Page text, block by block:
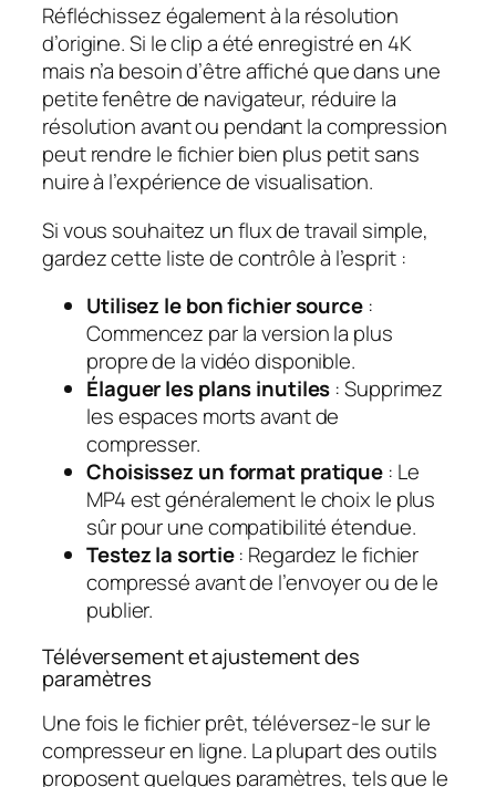
Réfléchissez également à la résolution
d’origine. Si le clip a été enregistré en 4K
mais n’a besoin d’être affiché que dans une
petite fenêtre de navigateur, réduire la
résolution avant ou pendant la compression
peut rendre le fichier bien plus petit sans
nuire à l’expérience de visualisation.
Si vous souhaitez un flux de travail simple,
gardez cette liste de contrôle à l’esprit :
Utilisez le bon fichier source :
Commencez par la version la plus
propre de la vidéo disponible.
Élaguer les plans inutiles : Supprimez
les espaces morts avant de
compresser.
Choisissez un format pratique : Le
MP4 est généralement le choix le plus
sûr pour une compatibilité étendue.
Testez la sortie: Regardez le fichier
compressé avant de l’envoyer ou de le
publier.
Téléversement et ajustement des
paramètres
Une fois le fichier prêt, téléversez-le sur le
compresseur en ligne. La plupart des outils
proposent quelques paramètres, tels que le